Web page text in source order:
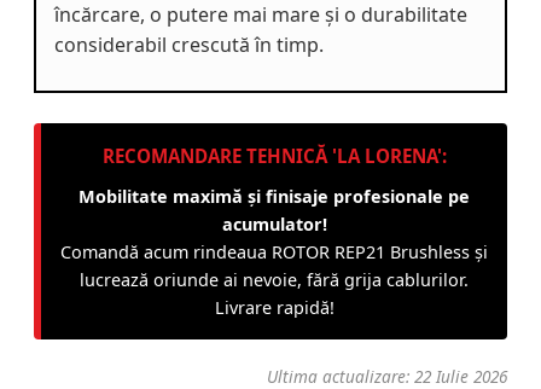
încărcare, o putere mai mare și o durabilitate
considerabil crescută în timp.
RECOMANDARE TEHNICĂ 'LA LORENA':
Mobilitate maximă și finisaje profesionale pe
acumulator!
Comandă acum rindeaua ROTOR REP21 Brushless și
lucrează oriunde ai nevoie, fără grija cablurilor.
Livrare rapidă!
Ultima actualizare: 22 Iulie 2026